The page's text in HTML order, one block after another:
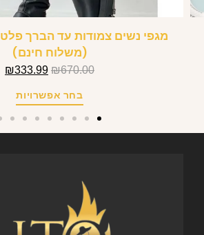
מגפי נשים צמודות עד הברך
(משלוח חינם)
₪670.00
₪333.99
בחר אפשרויות